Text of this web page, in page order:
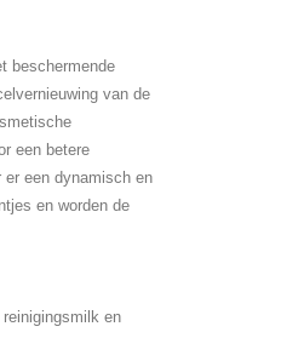
beschermende
van de
een betere
er een dynamisch en
en worden de
reinigingsmilk en